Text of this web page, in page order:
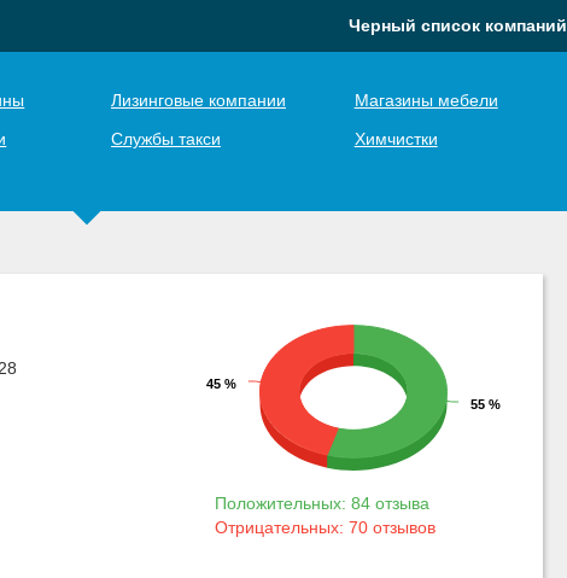
Черный список компаний
Лизинговые компании Магазины мебели
Службы такси Химчистки
55 %
45 %
Положительных: 84 отзыва
Отрицательных: 70 отзывов